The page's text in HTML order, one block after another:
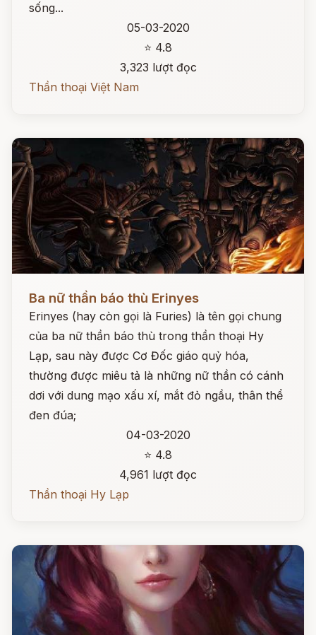
sống...
05-03-2020
⭐ 4.8
3,323 lượt đọc
Thần thoại Việt Nam
Ba nữ thần báo thù Erinyes
Erinyes (hay còn gọi là Furies) là tên gọi chung
của ba nữ thần báo thù trong thần thoại Hy
Lạp, sau này được Cơ Đốc giáo quỷ hóa,
thường được miêu tả là những nữ thần có cánh
dơi với dung mạo xấu xí, mắt đỏ ngầu, thân thể
đen đúa;
04-03-2020
⭐ 4.8
4,961 lượt đọc
Thần thoại Hy Lạp